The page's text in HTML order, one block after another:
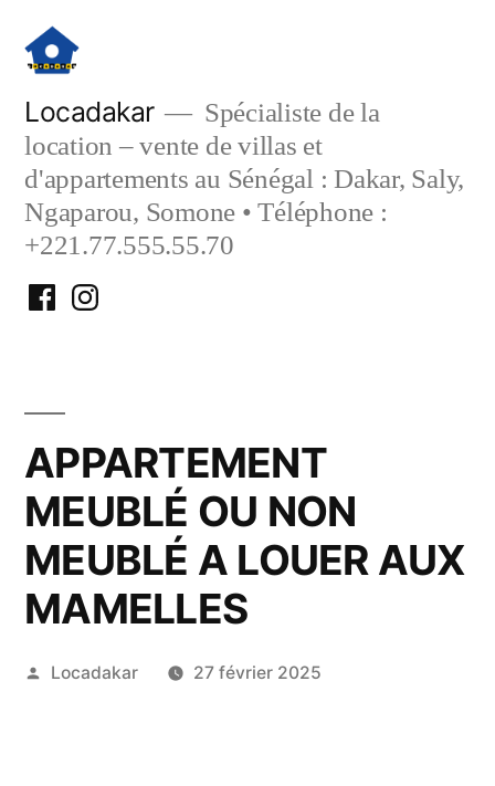
contenu
Locadakar
Spécialiste de la
location – vente de villas et
d'appartements au Sénégal : Dakar, Saly,
Ngaparou, Somone • Téléphone :
+221.77.555.55.70
FacebookInstagram
APPARTEMENT
MEUBLÉ OU NON
MEUBLÉ A LOUER AUX
MAMELLES
Publié
Locadakar 27 février 2025